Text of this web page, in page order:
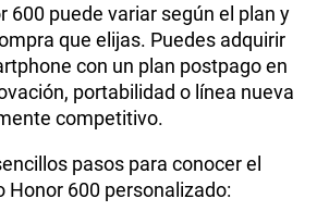
600 puede variar según el plan y
que elijas. Puedes adquirir
con un plan postpago en
portabilidad o línea nueva
competitivo.
pasos para conocer el
Honor 600 personalizado: